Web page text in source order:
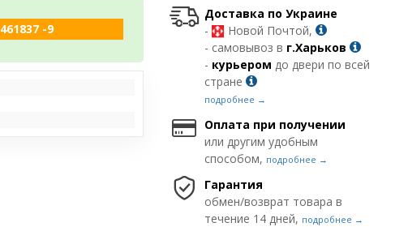
461837 -9
Доставка по Украине
-
Новой Почтой,
- самовывоз в г.Харьков
- курьером до двери по всей
стране
подробнее →
Оплата при получении
или другим удобным
способом, подробнее →
Гарантия
обмен/возврат товара в
течение 14 дней, подробнее →